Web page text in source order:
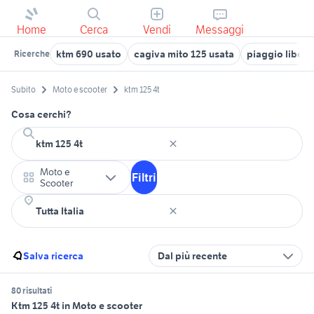
Home Cerca Vendi Messaggi
Ricerche ktm 690 usato cagiva mito 125 usata piaggio
Subito Moto e scooter ktm 125 4t
Cosa cerchi?
Moto e
Scooter
Filtri
Salva ricerca Dal più recente
80 risultati
Ktm 125 4t in Moto e scooter